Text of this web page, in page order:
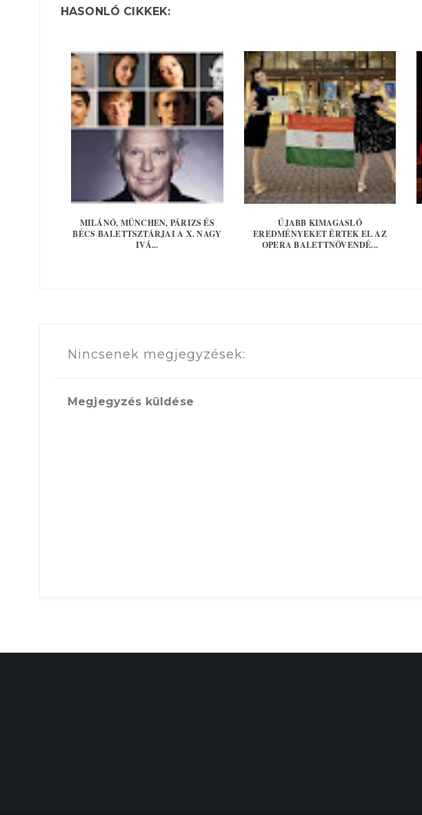
HASONLÓ CIKKEK:
MILÁNÓ, MÜNCHEN, PÁRIZS ÉS
BÉCS BALETTSZTÁRJAI A X. NAGY
IVÁ...
ÚJABB KIMAGASLÓ
EREDMÉNYEKET ÉRTEK EL AZ
OPERA BALETTNÖVENDÉ...
Nincsenek megjegyzések:
Megjegyzés küldése